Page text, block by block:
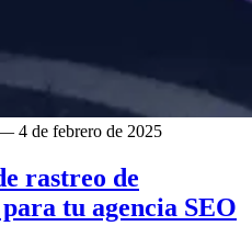
4 de febrero de 2025
rastreo de
tu agencia SEO